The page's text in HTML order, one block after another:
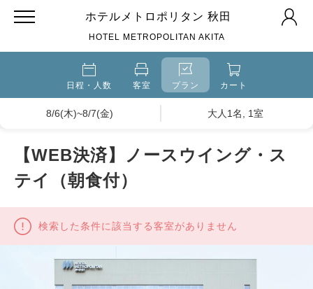
ホテルメトロポリタン 秋田
HOTEL METROPOLITAN AKITA
日程・人数 客室 プラン カート
8/6(木)~8/7(金) 大人1名, 1室
【WEB決済】ノースウイング・ス
テイ（朝食付）
検索した条件に該当する客室がありません